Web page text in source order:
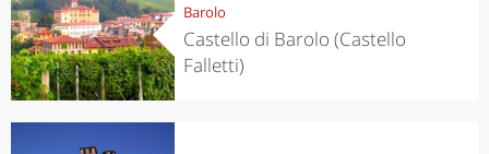
Barolo
Castello di Barolo (Castello
Falletti)